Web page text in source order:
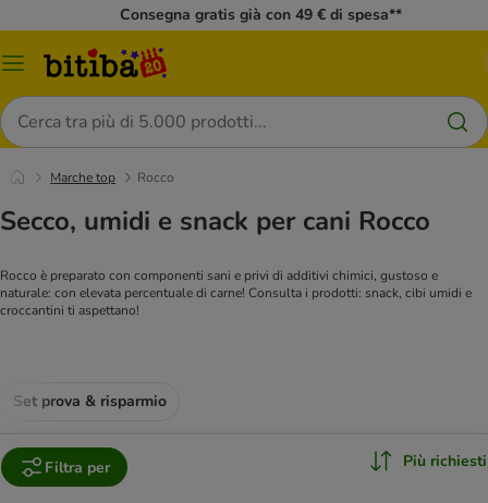
Consegna gratis già con 49 € di spesa**
Overview
Cerca
Marche top Rocco
Secco, umidi e snack per cani Rocco
Rocco è preparato con componenti sani e privi di additivi chimici, gustoso e
naturale: con elevata percentuale di carne! Consulta i prodotti: snack, cibi umidi e
croccantini ti aspettano!
Set prova & risparmio
Filtra per Più richiesti